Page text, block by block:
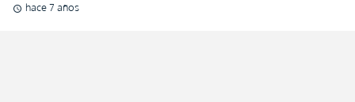
schedule hace 7 años